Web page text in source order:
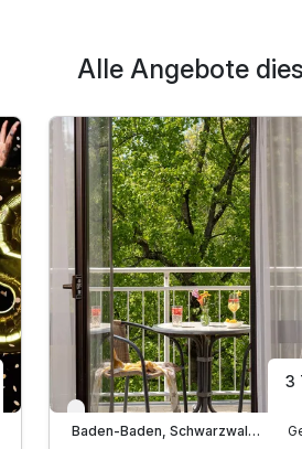
Alle Angebote
Verfügbar bis Dezember
Baden-Baden, Schwarzwald Nord
3